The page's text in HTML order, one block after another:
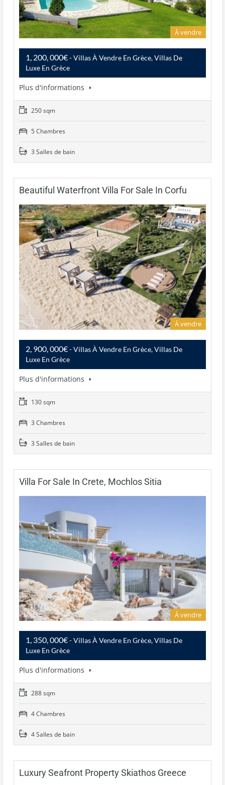
À vendre
1, 200, 000€- Villas À Vendre En Grèce, Villas De
Luxe En Grèce
Plus d'informations
250 sqm
5 Chambres
3 Salles de bain
Beautiful Waterfront Villa For Sale In Corfu
À vendre
2, 900, 000€- Villas À Vendre En Grèce, Villas De
Luxe En Grèce
Plus d'informations
130 sqm
3 Chambres
3 Salles de bain
Villa For Sale In Crete, Mochlos Sitia
À vendre
1, 350, 000€- Villas À Vendre En Grèce, Villas De
Luxe En Grèce
Plus d'informations
288 sqm
4 Chambres
4 Salles de bain
Luxury Seafront Property Skiathos Greece